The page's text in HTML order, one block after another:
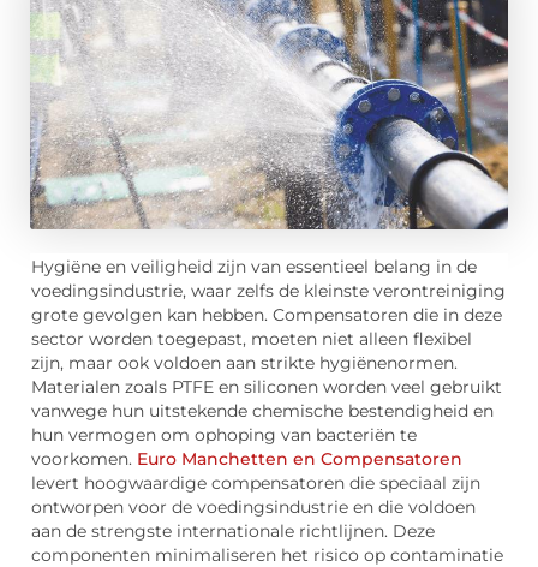
Hygiëne en veiligheid zijn van essentieel belang in de
voedingsindustrie, waar zelfs de kleinste verontreiniging
grote gevolgen kan hebben. Compensatoren die in deze
sector worden toegepast, moeten niet alleen flexibel
zijn, maar ook voldoen aan strikte hygiënenormen.
Materialen zoals PTFE en siliconen worden veel gebruikt
vanwege hun uitstekende chemische bestendigheid en
hun vermogen om ophoping van bacteriën te
voorkomen. Euro Manchetten en Compensatoren
levert hoogwaardige compensatoren die speciaal zijn
ontworpen voor de voedingsindustrie en die voldoen
aan de strengste internationale richtlijnen. Deze
componenten minimaliseren het risico op contaminatie